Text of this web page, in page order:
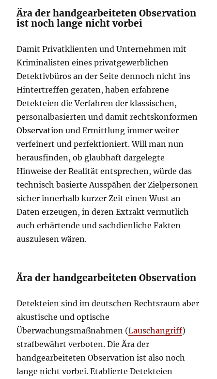
Ära der handgearbeiteten Observation
ist noch lange nicht vorbei
Damit Privatklienten und Unternehmen mit
Kriminalisten eines privatgewerblichen
Detektivbüros an der Seite dennoch nicht ins
Hintertreffen geraten, haben erfahrene
Detekteien die Verfahren der klassischen,
personalbasierten und damit rechtskonformen
Observationund Ermittlung immer weiter
verfeinert und perfektioniert. Will man nun
herausfinden, ob glaubhaft dargelegte
Hinweise der Realität entsprechen, würde das
technisch basierte Ausspähen der Zielpersonen
sicher innerhalb kurzer Zeit einen Wust an
Daten erzeugen, in deren Extrakt vermutlich
auch erhärtende und sachdienliche Fakten
auszulesen wären.
Ära der handgearbeiteten Observation
Detekteien sind im deutschen Rechtsraum aber
akustische und optische
Überwachungsmaßnahmen (Lauschangriff)
strafbewährt verboten. Die Ära der
handgearbeiteten Observation ist also noch
lange nicht vorbei. Etablierte Detekteien